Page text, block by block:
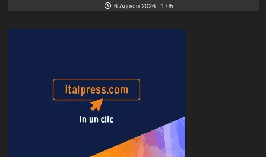
6 Agosto 2026 : 1:05